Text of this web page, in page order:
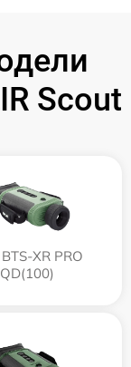
Scout
BTS-XR PRO
QD(100)